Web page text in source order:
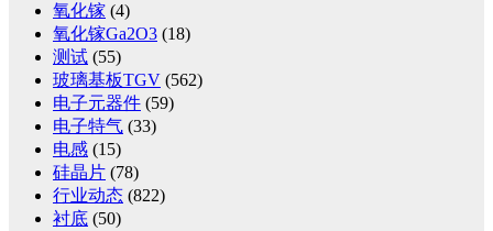
氧化镓 (4)
氧化镓Ga2O3 (18)
测试 (55)
玻璃基板TGV (562)
电子元器件 (59)
电子特气 (33)
电感 (15)
硅晶片 (78)
行业动态 (822)
衬底 (50)